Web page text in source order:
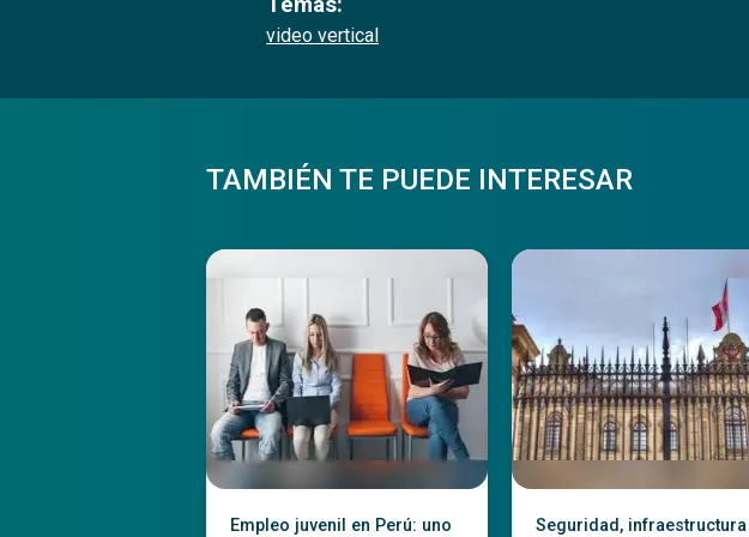
video vertical
TAMBIÉN TE PUEDE INTERESAR
Empleo juvenil en Perú: uno Seguridad, infraestructura